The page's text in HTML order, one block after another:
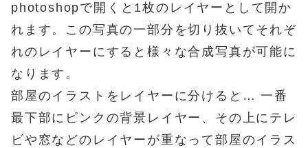
photoshopで開くと1枚のレイヤーとして開か
れます。この写真の一部分を切り抜いてそれぞ
れのレイヤーにすると様々な合成写真が可能に
なります。
部屋のイラストをレイヤーに分けると… 一番
最下部にピンクの背景レイヤー、その上にテレ
ビや窓などのレイヤーが重なって部屋のイラス